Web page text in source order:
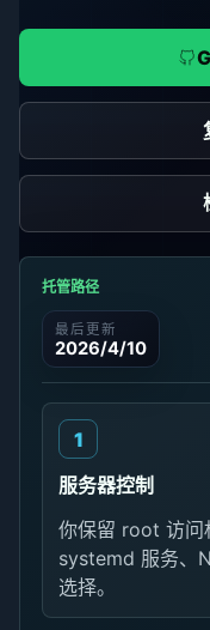
托管路径
最后更新
2026/4/10
服务器控制
你保留 root 访问
systemd 服务、
选择。